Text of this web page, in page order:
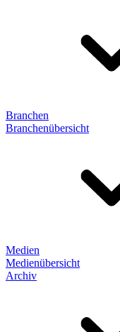
Branchen
Branchenübersicht
Medien
Medienübersicht
Archiv